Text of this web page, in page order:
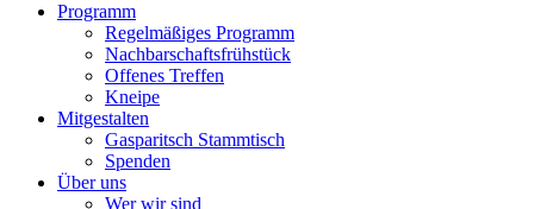
Programm
Regelmäßiges Programm
Nachbarschaftsfrühstück
Offenes Treffen
Kneipe
Mitgestalten
Gasparitsch Stammtisch
Spenden
Über uns
Wer wir sind